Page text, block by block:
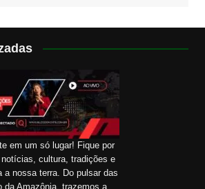
em um só lugar! Fique por
cultura, tradições e
a nossa terra. Do pulsar das
da Amazônia, trazemos a